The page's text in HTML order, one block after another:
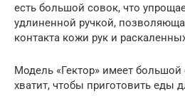
есть большой совок, что
удлиненной ручкой,
контакта кожи рук и
Модель «Гектор» имеет большой
хватит, чтобы приготовить еды